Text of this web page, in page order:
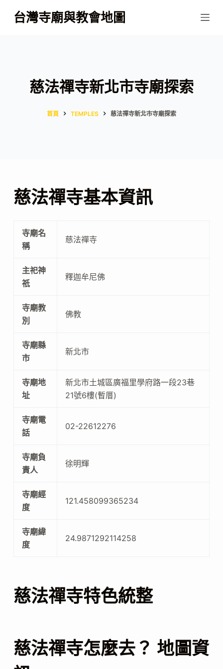
跳
至
台灣寺廟與教會地圖
慈法禪寺新北市寺廟探索
首頁 TEMPLES 慈法禪寺新北市寺廟探索
慈法禪寺基本資訊
寺廟名
稱
慈法禪寺
主祀神
祇
釋迦牟尼佛
寺廟教
別
佛教
寺廟縣
市
新北市
寺廟地
址
新北市土城區廣福里學府路一段23巷
21號6樓(暫厝)
寺廟電
話
02-22612276
寺廟負
責人
徐明輝
寺廟經
度
121.458099365234
寺廟緯
度
24.9871292114258
慈法禪寺特色統整
慈法禪寺怎麼去？ 地圖資